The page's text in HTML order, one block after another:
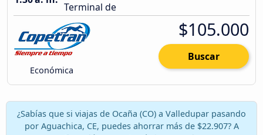
Terminal de
Económica
$105.000
Buscar
¿Sabías que si viajas de Ocaña (CO) a Valledupar pasando
por Aguachica, CE, puedes ahorrar más de $22.907? A